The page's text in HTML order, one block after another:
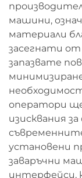
машини,
материали
засегнати
запазвате
оператори
изисквания
установени
заваръчни
интерфейси,